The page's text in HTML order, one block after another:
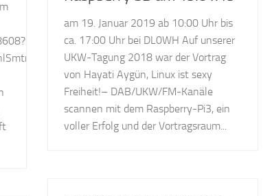
am 19. Januar 2019 ab 10:00 Uhr bis
ca. 17:00 Uhr bei DL0WH Auf unserer
UKW-Tagung 2018 war der Vortrag
von Hayati Aygün, Linux ist sexy
Freiheit!– DAB/UKW/FM-Kanäle
scannen mit dem Raspberry-Pi3, ein
voller Erfolg und der Vortragsraum...